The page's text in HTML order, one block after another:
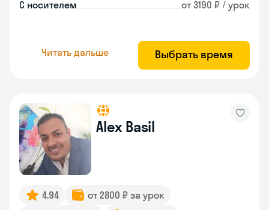
С носителем от 3190 ₽ / урок
Читать дальше Выбрать время
Alex Basil
4.94
от 2800 ₽ за урок